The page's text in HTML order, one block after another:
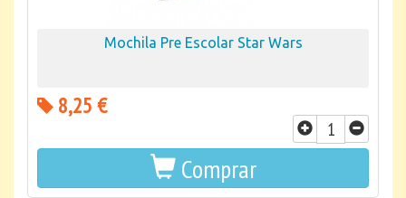
Mochila Pre Escolar Star Wars
8,25 €
Comprar